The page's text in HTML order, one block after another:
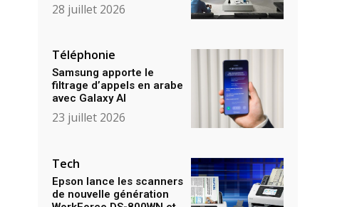
28 juillet 2026
Téléphonie
Samsung apporte le
filtrage d’appels en arabe
avec Galaxy AI
23 juillet 2026
Tech
Epson lance les scanners
de nouvelle génération